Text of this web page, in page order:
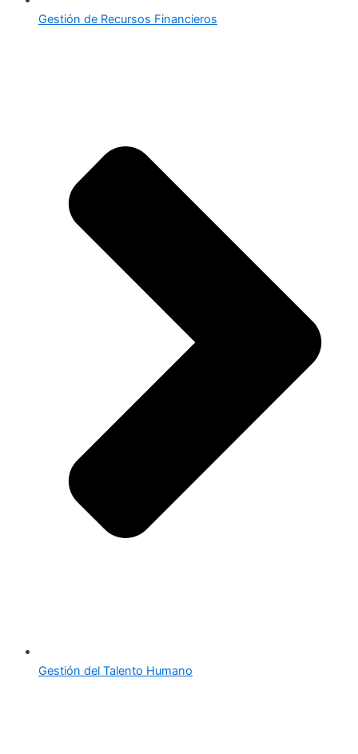
Gestión de Recursos Financieros
Gestión del Talento Humano